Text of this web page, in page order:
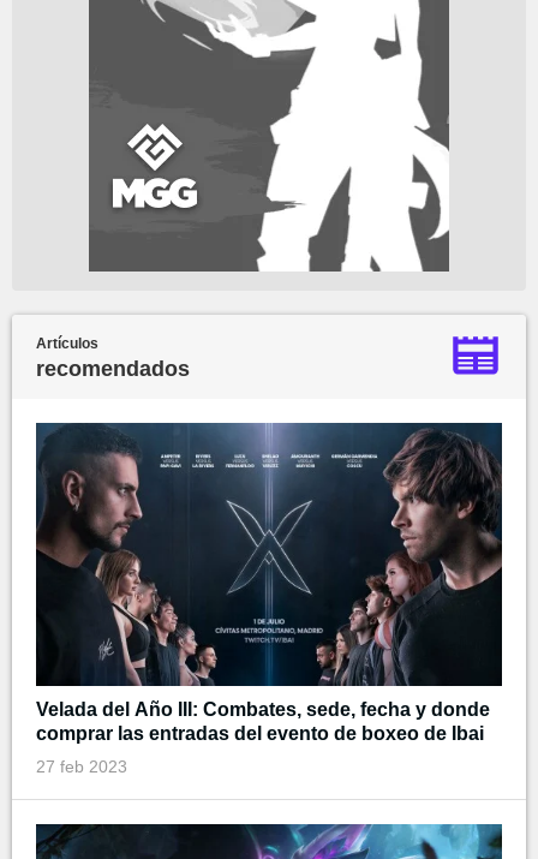
Artículos
recomendados
Velada del Año III: Combates, sede, fecha y donde
comprar las entradas del evento de boxeo de Ibai
27 feb 2023